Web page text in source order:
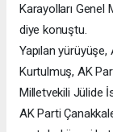
Karayolları Genel
diye konuştu.
Yapılan
Kurtulmuş, AK
Milletvekili Jülide
AK Parti